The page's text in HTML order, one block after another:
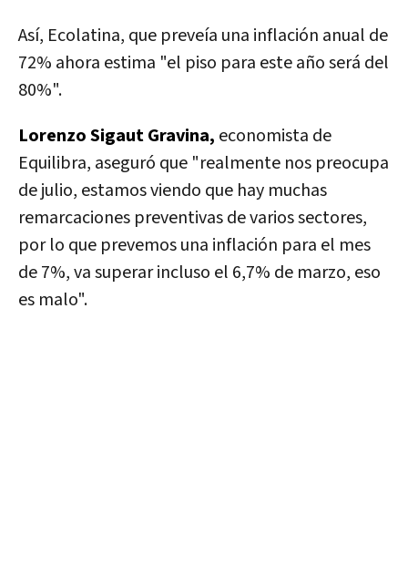
Así, Ecolatina, que preveía una inflación anual de
72% ahora estima "el piso para este año será del
80%".
Lorenzo Sigaut Gravina, economista de
Equilibra, aseguró que "realmente nos preocupa
de julio, estamos viendo que hay muchas
remarcaciones preventivas de varios sectores,
por lo que prevemos una inflación para el mes
de 7%,va superar incluso el 6,7% de marzo, eso
es malo".